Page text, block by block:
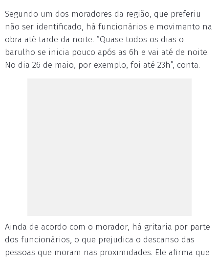
Segundo um dos moradores da região, que preferiu
não ser identificado, há funcionários e movimento na
obra até tarde da noite. “Quase todos os dias o
barulho se inicia pouco após as 6h e vai até de noite.
No dia 26 de maio, por exemplo, foi até 23h”, conta.
Ainda de acordo com o morador, há gritaria por parte
dos funcionários, o que prejudica o descanso das
pessoas que moram nas proximidades. Ele afirma que